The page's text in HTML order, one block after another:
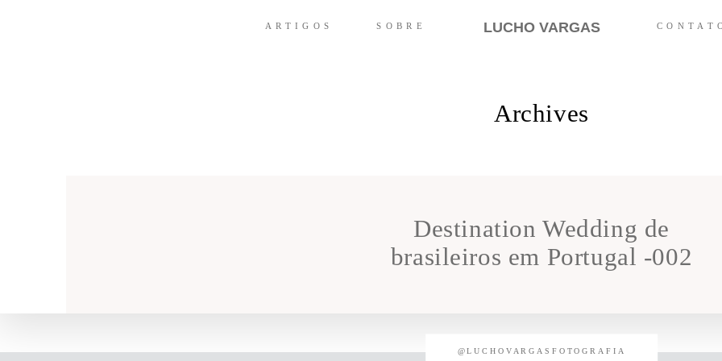
ARTIGOS SOBRE LUCHO VARGAS
Archives
Destination Wedding de
brasileiros em Portugal -002
@LUCHOVARGASFOTOGRAFIA